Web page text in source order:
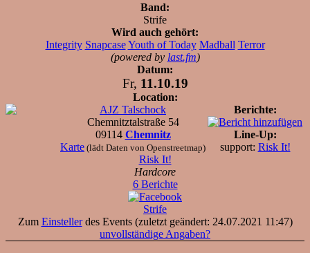
Band:
Strife
Wird auch gehört:
Integrity Snapcase Youth of Today Madball Terror
(powered by last.fm)
Datum:
Fr, 11.10.19
Location:
AJZ Talschock
Chemnitztalstraße 54
09114 Chemnitz
Karte (lädt Daten von Openstreetmap)
Berichte:
Line-Up:
support: Risk It!
Risk It!
Hardcore
6 Berichte
Strife
Zum Einstellerdes Events (zuletzt geändert: 24.07.2021 11:47)
unvollständige Angaben?